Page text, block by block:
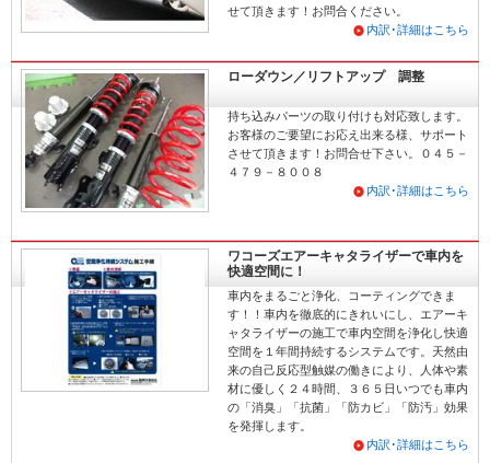
せて頂きます！お問合ください。
内訳･詳細はこちら
ローダウン／リフトアップ 調整
持ち込みパーツの取り付けも対応致します。
お客様のご要望にお応え出来る様、サポート
させて頂きます！お問合せ下さい。０４５－
４７９－８００８
内訳･詳細はこちら
ワコーズエアーキャタライザーで車内を
快適空間に！
車内をまるごと浄化、コーティングできま
す！！車内を徹底的にきれいにし、エアーキ
ャタライザーの施工で車内空間を浄化し快適
空間を１年間持続するシステムです。天然由
来の自己反応型触媒の働きにより、人体や素
材に優しく２４時間、３６５日いつでも車内
の「消臭」「抗菌」「防カビ」「防汚」効果
を発揮します。
内訳･詳細はこちら